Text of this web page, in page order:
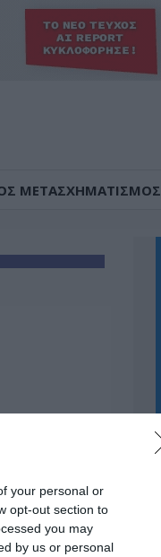
your personal or
opt-out section to
you may
by us or personal
ΜΕΤΑΣΧΗΜΑΤΙΣΜΟΣ